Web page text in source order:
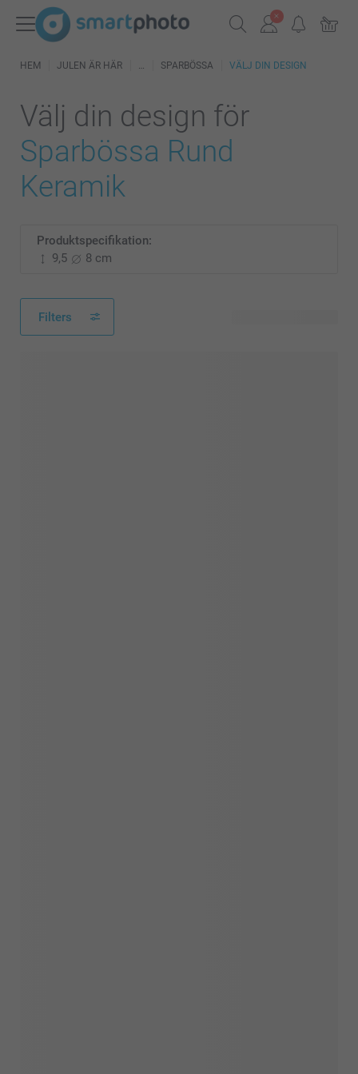
HEM JULEN ÄR HÄR SPARBÖSSA VÄLJ DIN DESIGN
Välj din design för
Sparbössa Rund
Keramik
Produktspecifikation:
9,5
8 cm
Filters